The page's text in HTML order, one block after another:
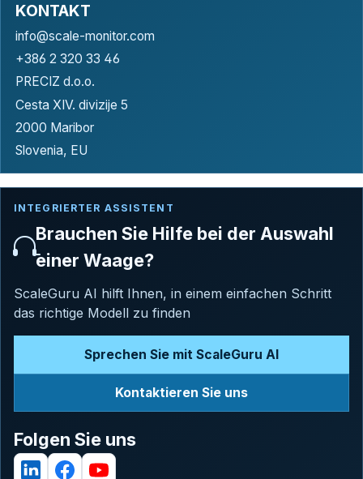
KONTAKT
info@scale-monitor.com
+386 2 320 33 46
PRECIZ d.o.o.
Cesta XIV. divizije 5
2000 Maribor
Slovenia, EU
INTEGRIERTER ASSISTENT
Brauchen Sie Hilfe bei der Auswahl
einer Waage?
ScaleGuru AI hilft Ihnen, in einem einfachen Schritt
das richtige Modell zu finden
Sprechen Sie mit ScaleGuru AI
Kontaktieren Sie uns
Folgen Sie uns